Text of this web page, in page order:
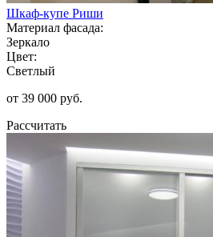
Шкаф-купе Риши
Материал фасада:
Зеркало
Цвет:
Светлый
от 39 000 руб.
Рассчитать